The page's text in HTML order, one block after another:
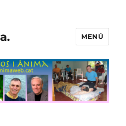
MENÚ